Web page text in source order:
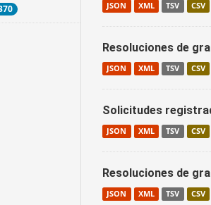
JSON XML TSV CSV
Resoluciones de
JSON XML TSV CSV
Solicitudes
JSON XML TSV CSV
Resoluciones de
JSON XML TSV CSV